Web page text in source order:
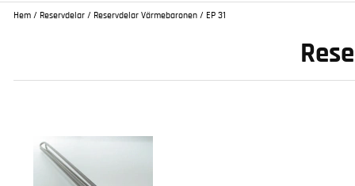
Hem / Reservdelar / Reservdelar Värmebaronen / EP 31